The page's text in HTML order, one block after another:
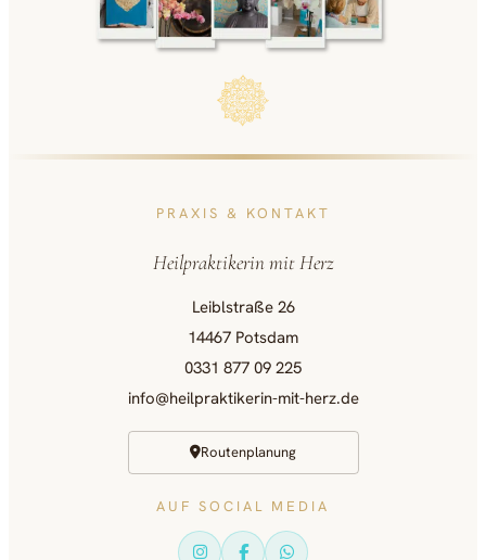
PRAXIS & KONTAKT
Heilpraktikerin mit Herz
Leiblstraße 26
14467 Potsdam
0331 877 09 225
info@heilpraktikerin-mit-herz.de
Routenplanung
AUF SOCIAL MEDIA